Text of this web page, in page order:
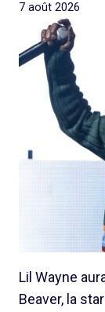
7 août 2026
Lil Wayne
Beaver, la